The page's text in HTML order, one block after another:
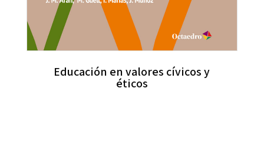
Educación en valores cívicos y
éticos